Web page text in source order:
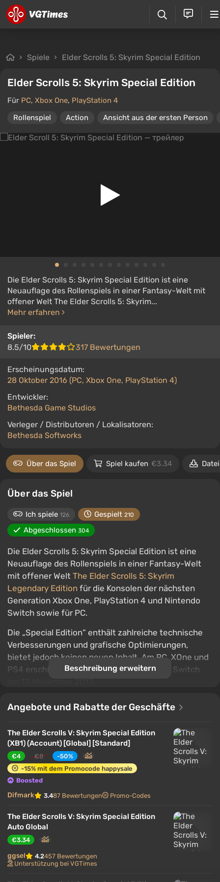
Spiele Elder Scrolls 5: Skyrim Special Edition
Elder Scrolls 5: Skyrim Special Edition
Für PC, Xbox One, PlayStation 4
Rollenspiel
Action Ansicht aus der ersten Person
Die Elder Scrolls 5: Skyrim Special Edition ist eine
Neuauflage des Rollenspiels in einer Fantasy-Welt mit
offener Welt The Elder Scrolls 5: Skyrim...
Mehr erfahren
Spieler:
8.5/10
317 Bewertungen
Erscheinungsdatum:
28 Oktober 2016 (PC, Xbox One, PlayStation 4)
Entwickler:
Bethesda Game Studios
Verleger / Distributoren / Lokalisatoren:
Bethesda Softworks
Über das Spiel Spiel kaufen €3.34
Über das Spiel
Ich spiele 126 Gespielt 210
Abgeschlossen 304
Die Elder Scrolls 5: Skyrim Special Edition ist eine
Neuauflage des Rollenspiels in einer Fantasy-Welt
mit offener Welt The Elder Scrolls 5: Skyrim
Legendary Edition für die Konsolen der nächsten
Generation Xbox One, PlayStation 4 und Nintendo
Switch sowie für PC.
Die „Special Edition“ enthält zahlreiche technische
Verbesserungen und grafische Optimierungen,
bietet jedoch keinen neuen Inhalt. Am PC, XOne und
PS4 erschien sie am 28. Oktober 2016, auf Switch
Inhalt
Technische Updates
Besonderheiten der Switch-Version von
Skyrim Special Edition
Grafikänderungen
Beschreibung erweitern
Angebote und Rabatte der Geschäfte
The Elder Scrolls V: Skyrim Special Edition
(XB1) (Account) [Global] [Standard]
€4 €8
-50%
-15% mit dem Promocode happysale
Boosted
Difmark 3.487 Bewertungen Promo-Codes
The Elder Scrolls V: Skyrim Special Edition
Auto Global
€3.34
ggsel 4.2457 Bewertungen
Unterstützung bei VGTimes